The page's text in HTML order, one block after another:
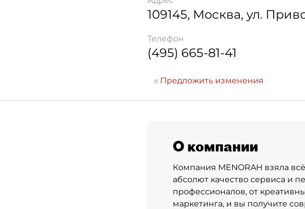
109145, Москва, ул.
Телефон
(495) 665-81-41
Предложить изменения
О компании
Компания MENORAH взяла
абсолют качество сервиса и
профессионалов, от
маркетинга, и вы получите